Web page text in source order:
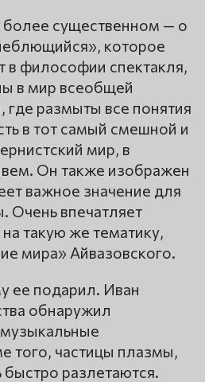
существенном — о
которое
в философии спектакля,
в мир всеобщей
где размыты все понятия
в тот самый смешной и
мир, в
Он также изображен
важное значение для
Очень впечатляет
такую же тематику,
мира» Айвазовского.
ее подарил. Иван
обнаружил
того, частицы плазмы,
быстро разлетаются.